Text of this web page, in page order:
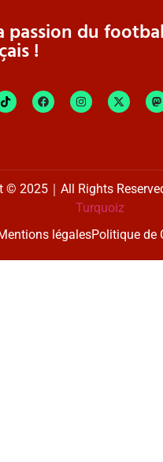
passion du
!
© 2025｜All Rights
Turquoiz
légalesPolitique de